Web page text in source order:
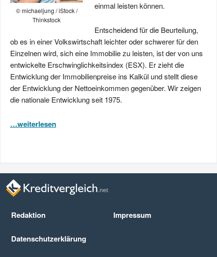
© michaeljung / iStock /
Thinkstock
einmal leisten können.
Entscheidend für die Beurteilung,
ob es in einer Volkswirtschaft leichter oder schwerer für den
Einzelnen wird, sich eine Immobilie zu leisten, ist der von uns
entwickelte Erschwinglichkeitsindex (ESX). Er zieht die
Entwicklung der Immobilienpreise ins Kalkül und stellt diese
der Entwicklung der Nettoeinkommen gegenüber. Wir zeigen
die nationale Entwicklung seit 1975.
…weiterlesen
Redaktion Impressum
Datenschutz­erklärung